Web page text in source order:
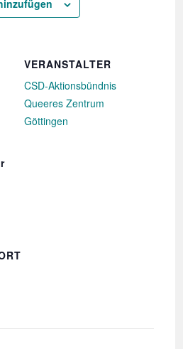
VERANSTALTER
CSD-Aktionsbündnis
Queeres Zentrum
Göttingen